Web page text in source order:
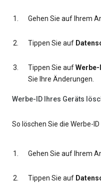
Gehen Sie auf Ihrem
Tippen Sie auf
Tippen Sie auf
Sie Ihre Änderungen.
Werbe-ID Ihres Geräts
So löschen Sie die Werbe-
Gehen Sie auf Ihrem
Tippen Sie auf